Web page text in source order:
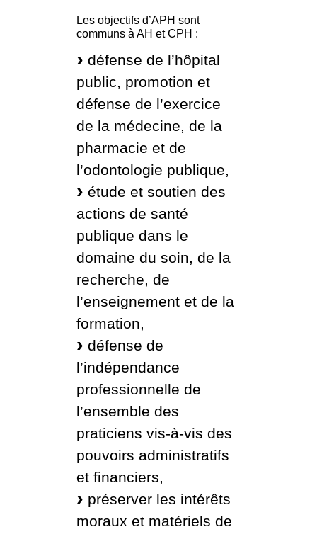
Les objectifs d’APH sont
communs à AH et CPH :
défense de l’hôpital
public, promotion et
défense de l’exercice
de la médecine, de la
pharmacie et de
l’odontologie publique,
étude et soutien des
actions de santé
publique dans le
domaine du soin, de la
recherche, de
l’enseignement et de la
formation,
défense de
l’indépendance
professionnelle de
l’ensemble des
praticiens vis-à-vis des
pouvoirs administratifs
et financiers,
préserver les intérêts
moraux et matériels de